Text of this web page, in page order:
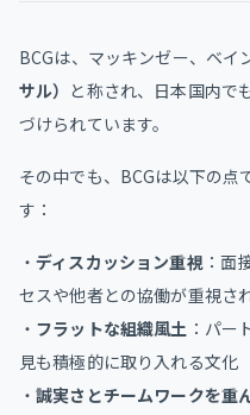
BCGは、マッキンゼー、ベイ
サル） と称され、日本国内で
づけられています。
その中でも、BCGは以下の点
す：
・ディスカッション重視：面
セスや他者との協働が重視さ
・ フラットな組織風土 ：パー
見も積極的に取り入れる文化
・誠実さとチームワークを重